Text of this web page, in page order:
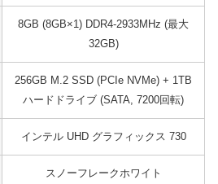
8GB (8GB×1) DDR4-2933MHz (最大
32GB)
256GB M.2 SSD (PCIe NVMe) + 1TB
ハードドライブ (SATA, 7200回転)
インテル UHD グラフィックス 730
スノーフレークホワイト